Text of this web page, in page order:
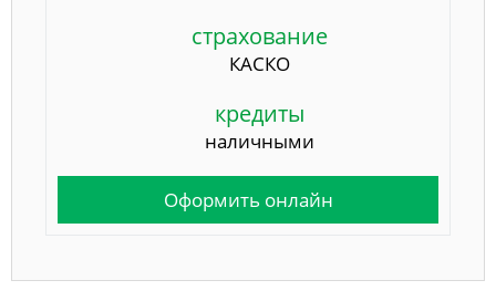
страхование
КАСКО
кредиты
наличными
Оформить онлайн